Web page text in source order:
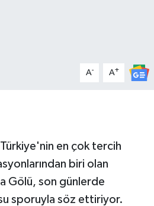
A- A+
en çok tercih
biri olan
Gölü, son günlerde
sporuyla söz ettiriyor.